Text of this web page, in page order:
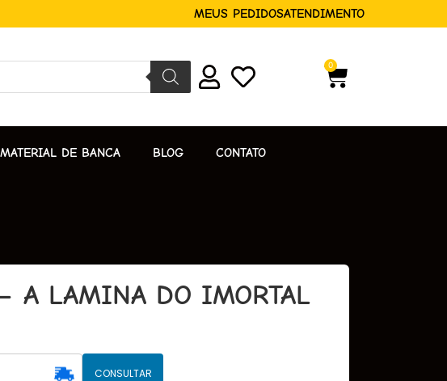
MEUS PEDIDOSATENDIMENTO
0
MATERIAL DE BANCA BLOG CONTATO
A LAMINA DO IMORTAL
CONSULTAR